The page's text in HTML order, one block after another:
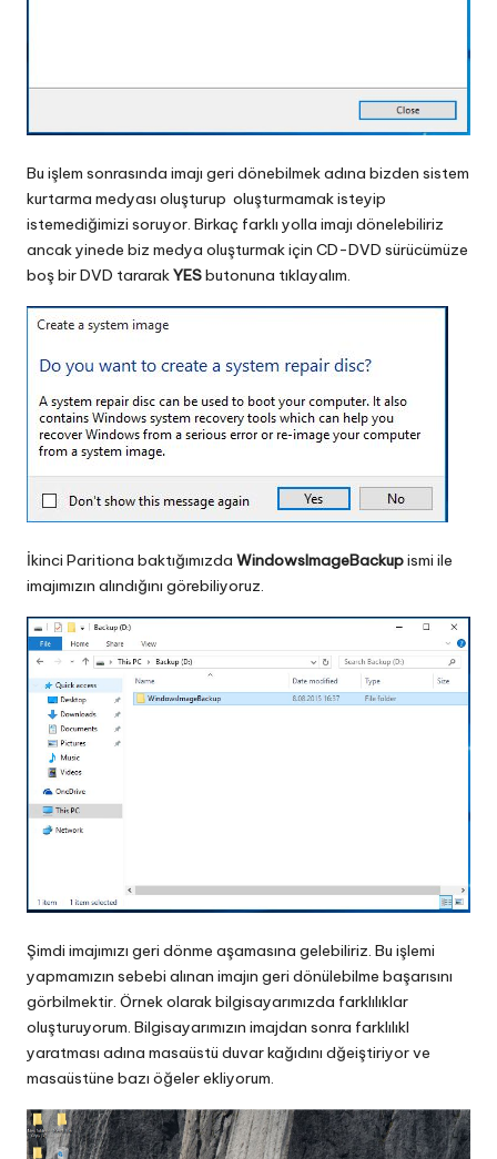
Bu işlem sonrasında imajı geri dönebilmek adına bizden sistem
kurtarma medyası oluşturup oluşturmamak isteyip
istemediğimizi soruyor. Birkaç farklı yolla imajı dönelebiliriz
ancak yinede biz medya oluşturmak için CD-DVD sürücümüze
boş bir DVD tararakYESbutonuna tıklayalım.
İkinci Paritiona baktığımızda WindowsImageBackupismi ile
imajımızın alındığını görebiliyoruz.
Şimdi imajımızı geri dönme aşamasına gelebiliriz. Bu işlemi
yapmamızın sebebi alınan imajın geri dönülebilme başarısını
görbilmektir. Örnek olarak bilgisayarımızda farklılıklar
oluşturuyorum. Bilgisayarımızın imajdan sonra farklılıkl
yaratması adına masaüstü duvar kağıdını dğeiştiriyor ve
masaüstüne bazı öğeler ekliyorum.